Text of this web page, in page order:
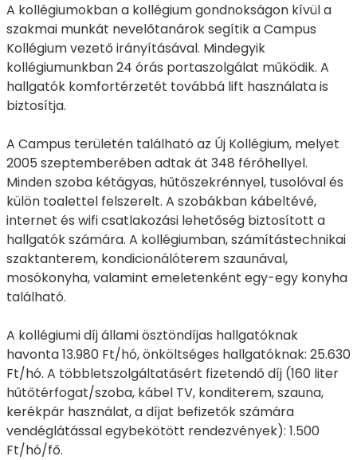
A kollégiumokban a kollégium gondnokságon kívül a
szakmai munkát nevelőtanárok segítik a Campus
Kollégium vezető irányításával. Mindegyik
kollégiumunkban 24 órás portaszolgálat működik. A
hallgatók komfortérzetét továbbá lift használata is
biztosítja.
A Campus területén található az Új Kollégium, melyet
2005 szeptemberében adtak át 348 férőhellyel.
Minden szoba kétágyas, hűtőszekrénnyel, tusolóval és
külön toalettel felszerelt. A szobákban kábeltévé,
internet és wifi csatlakozási lehetőség biztosított a
hallgatók számára. A kollégiumban, számítástechnikai
szaktanterem, kondicionálóterem szaunával,
mosókonyha, valamint emeletenként egy-egy konyha
található.
A kollégiumi díj állami ösztöndíjas hallgatóknak
havonta 13.980 Ft/hó, önköltséges hallgatóknak: 25.630
Ft/hó. A többletszolgáltatásért fizetendő díj (160 liter
hűtőtérfogat/szoba, kábel TV, konditerem, szauna,
kerékpár használat, a díjat befizetők számára
vendéglátással egybekötött rendezvények): 1.500
Ft/hó/fő.